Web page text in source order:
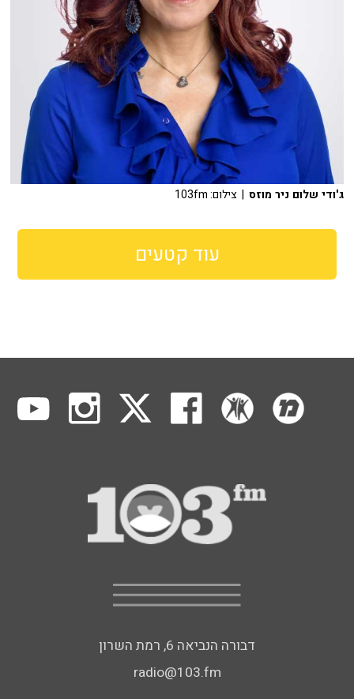
ג'ודי שלום ניר מוזס | צילום: 103fm
עוד קטעים
דבורה הנביאה 6, רמת השרון
radio@103.fm